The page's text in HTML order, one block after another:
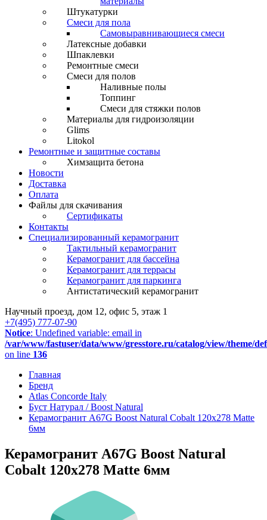
Штукатурки
Смеси для пола
Самовыравнивающиеся смеси
Латексные добавки
Шпаклевки
Ремонтные смеси
Смеси для полов
Наливные полы
Топпинг
Смеси для стяжки полов
Материалы для гидроизоляции
Glims
Litokol
Ремонтные и защитные составы
Химзащита бетона
Новости
Доставка
Оплата
Файлы для скачивания
Сертификаты
Контакты
Специализированный керамогранит
Тактильный керамогранит
Керамогранит для бассейна
Керамогранит для террасы
Керамогранит для паркинга
Антистатический керамогранит
Научный проезд, дом 12, офис 5, этаж 1
+7(495) 777-07-90
Notice: Undefined variable: email in
/var/www/fastuser/data/www/gresstore.ru/catalog/view/theme/
on line 136
Главная
Бренд
Atlas Concorde Italy
Буст Натурал / Boost Natural
Керамогранит A67G Boost Natural Cobalt 120x278 Matte
6мм
Керамогранит A67G Boost Natural
Cobalt 120x278 Matte 6мм